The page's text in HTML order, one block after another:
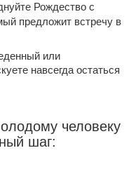
Рождество с
предложит встречу в
или
навсегда остаться
человеку
шаг: